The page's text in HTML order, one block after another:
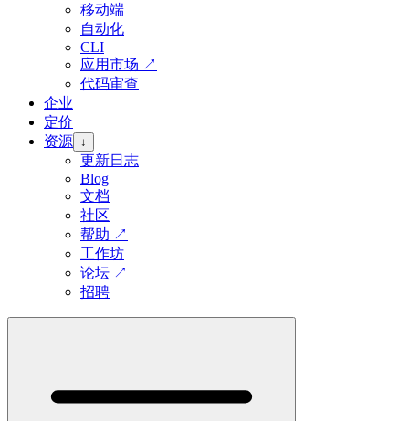
移动端
自动化
CLI
应用市场 ↗
代码审查
企业
定价
资源 ↓
更新日志
Blog
文档
社区
帮助 ↗
工作坊
论坛 ↗
招聘